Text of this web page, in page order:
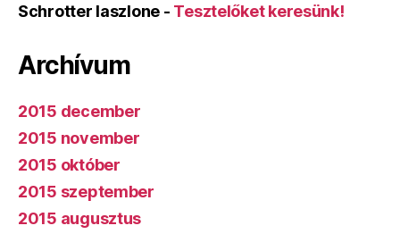
Schrotter laszlone - Tesztelőket keresünk!
Archívum
2015 december
2015 november
2015 október
2015 szeptember
2015 augusztus